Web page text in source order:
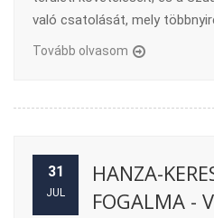
való csatolását, mely
Tovább olvasom
31
JUL
HANZA-
FOGALMA -